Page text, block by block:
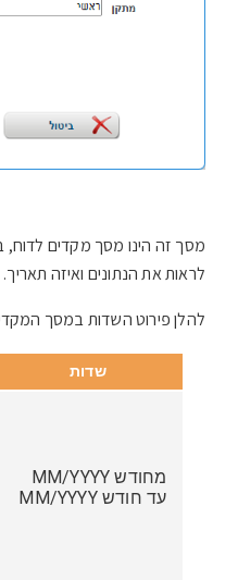
מסך זה הינו מסך מקדים לדוח,
לראות את הנתונים ואיזה תאריך.
להלן פירוט השדות במסך
שדות
מחודש MM/YYYY
עד חודש MM/YYYY